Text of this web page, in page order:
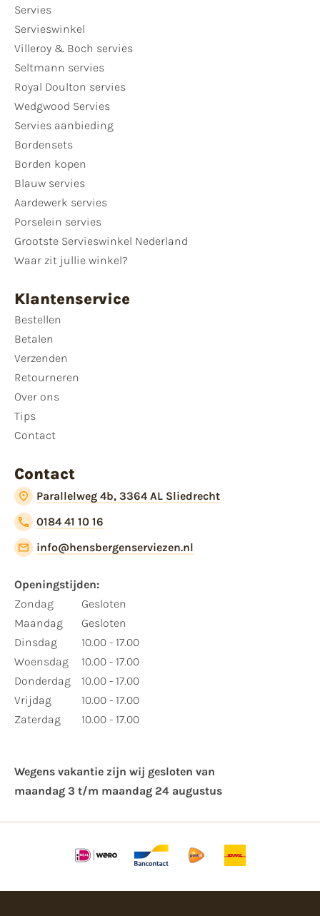
Servies
Servieswinkel
Villeroy & Boch servies
Seltmann servies
Royal Doulton servies
Wedgwood Servies
Servies aanbieding
Bordensets
Borden kopen
Blauw servies
Aardewerk servies
Porselein servies
Grootste Servieswinkel Nederland
Waar zit jullie winkel?
Klantenservice
Bestellen
Betalen
Verzenden
Retourneren
Over ons
Tips
Contact
Contact
Parallelweg 4b, 3364 AL Sliedrecht
0184 41 10 16
info@hensbergenserviezen.nl
Openingstijden:
Zondag
Maandag
Dinsdag
Woensdag
Donderdag
Vrijdag
Zaterdag
Gesloten
Gesloten
10.00 - 17.00
10.00 - 17.00
10.00 - 17.00
10.00 - 17.00
10.00 - 17.00
Wegens vakantie zijn wij gesloten van ​
maandag 3 t/m maandag 24 augustus